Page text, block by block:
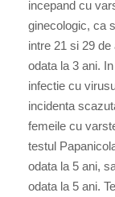
incepand cu
ginecologic, ca
intre 21 si 29
odata la 3 ani.
infectie cu
incidenta
femeile cu
testul
odata la 5 ani,
odata la 5 ani.